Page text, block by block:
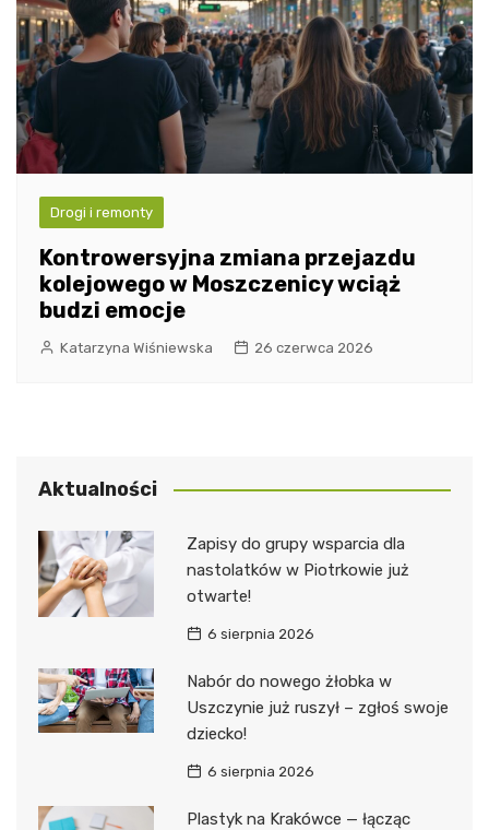
Drogi i remonty
Kontrowersyjna zmiana przejazdu
kolejowego w Moszczenicy wciąż
budzi emocje
Katarzyna Wiśniewska 26 czerwca 2026
Aktualności
Zapisy do grupy wsparcia dla
nastolatków w Piotrkowie już
otwarte!
6 sierpnia 2026
Nabór do nowego żłobka w
Uszczynie już ruszył – zgłoś swoje
dziecko!
6 sierpnia 2026
Plastyk na Krakówce — łącząc